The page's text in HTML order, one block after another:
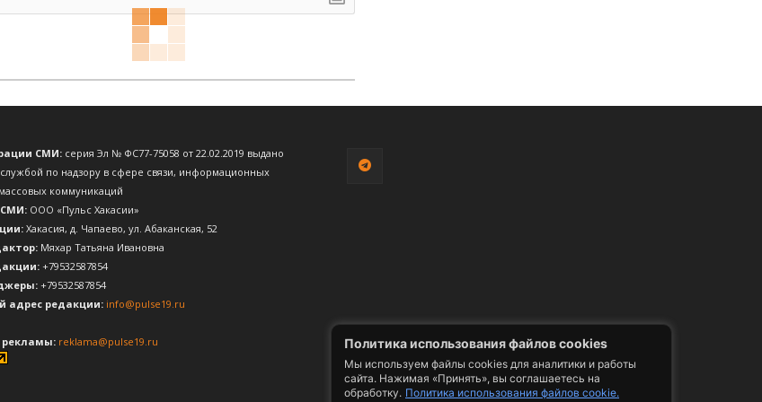
Политика использования файлов cookies
Мы используем файлы cookies для аналитики и работы
сайта. Нажимая «Принять», вы соглашаетесь на
обработку. Политика использования файлов cookie.
СМИ: серия Эл № ФС77-75058 от 22.02.2019 выдано
по надзору в сфере связи, информационных
коммуникаций
СМИ: ООО «Пульс Хакасии»
Хакасия, д. Чапаево, ул. Абаканская, 52
Мяхар Татьяна Ивановна
+79532587854
+79532587854
адрес редакции: info@pulse19.ru
рекламы: reklama@pulse19.ru